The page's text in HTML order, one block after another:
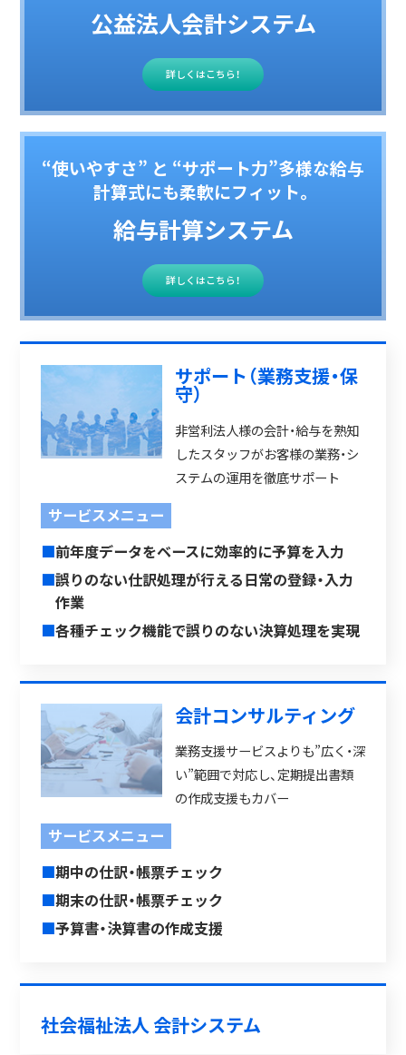
公益法人会計システム
詳しくはこちら！
“使いやすさ” と “サポート力”多様な給与
計算式にも柔軟にフィット。
給与計算システム
詳しくはこちら！
サポート（業務支援・保
守）
非営利法人様の会計・給与を熟知
したスタッフがお客様の業務・シ
ステムの運用を徹底サポート
サービスメニュー
■前年度データをベースに効率的に予算を入力
■誤りのない仕訳処理が行える日常の登録・入力
作業
■各種チェック機能で誤りのない決算処理を実現
会計コンサルティング
業務支援サービスよりも”広く・深
い”範囲で対応し、定期提出書類
の作成支援もカバー
サービスメニュー
■期中の仕訳・帳票チェック
■期末の仕訳・帳票チェック
■予算書・決算書の作成支援
社会福祉法人 会計システム